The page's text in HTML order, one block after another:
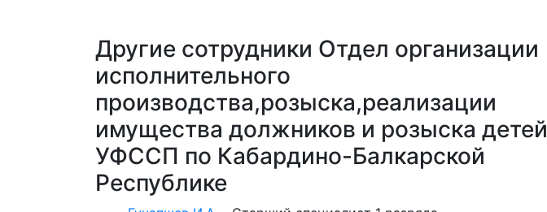
Другие сотрудники Отдел организации
исполнительного
производства,розыска,реализации
имущества должников и розыска детей
УФССП по Кабардино-Балкарской
Республике